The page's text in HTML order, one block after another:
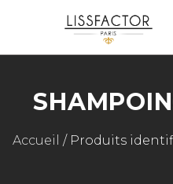
Accueil / Produits